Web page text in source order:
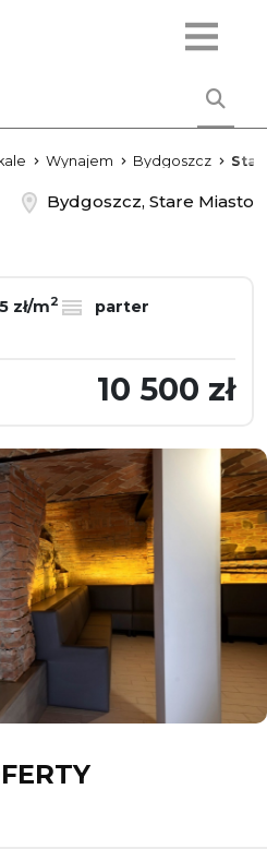
Wynajem Bydgoszcz
Bydgoszcz, Stare Miasto
zł/m2
parter
10 500 zł